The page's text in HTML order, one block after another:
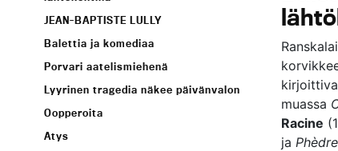
JEAN-BAPTISTE LULLY
Balettia ja komediaa
Porvari aatelismiehenä
Lyyrinen tragedia näkee päivänvalon
Oopperoita
Atys
muassa
Racine
ja Phèdre